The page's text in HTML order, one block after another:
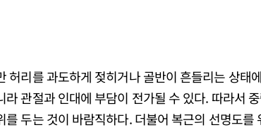
허리를 과도하게 젖히거나 골반이 흔들리는 상태
라 관절과 인대에 부담이 전가될 수 있다. 따라서
를 두는 것이 바람직하다. 더불어 복근의 선명도